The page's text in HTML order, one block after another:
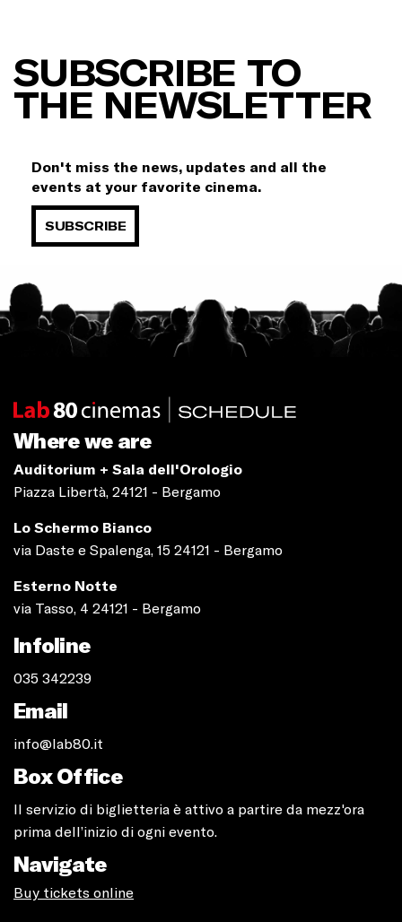
SUBSCRIBE TO
THE NEWSLETTER
Don't miss the news, updates and all the
events at your favorite cinema.
SUBSCRIBE
Where we are
Auditorium + Sala dell'Orologio
Piazza Libertà, 24121 - Bergamo
Lo Schermo Bianco
via Daste e Spalenga, 15 24121 - Bergamo
Esterno Notte
via Tasso, 4 24121 - Bergamo
Infoline
035 342239
Email
info@lab80.it
Box Office
Il servizio di biglietteria è attivo a partire da mezz'ora
prima dell’inizio di ogni evento.
Navigate
Buy tickets online